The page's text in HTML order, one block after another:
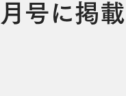
号に掲載